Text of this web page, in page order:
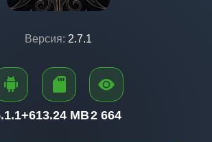
Версия: 2.7.1
613.24 MB2 664